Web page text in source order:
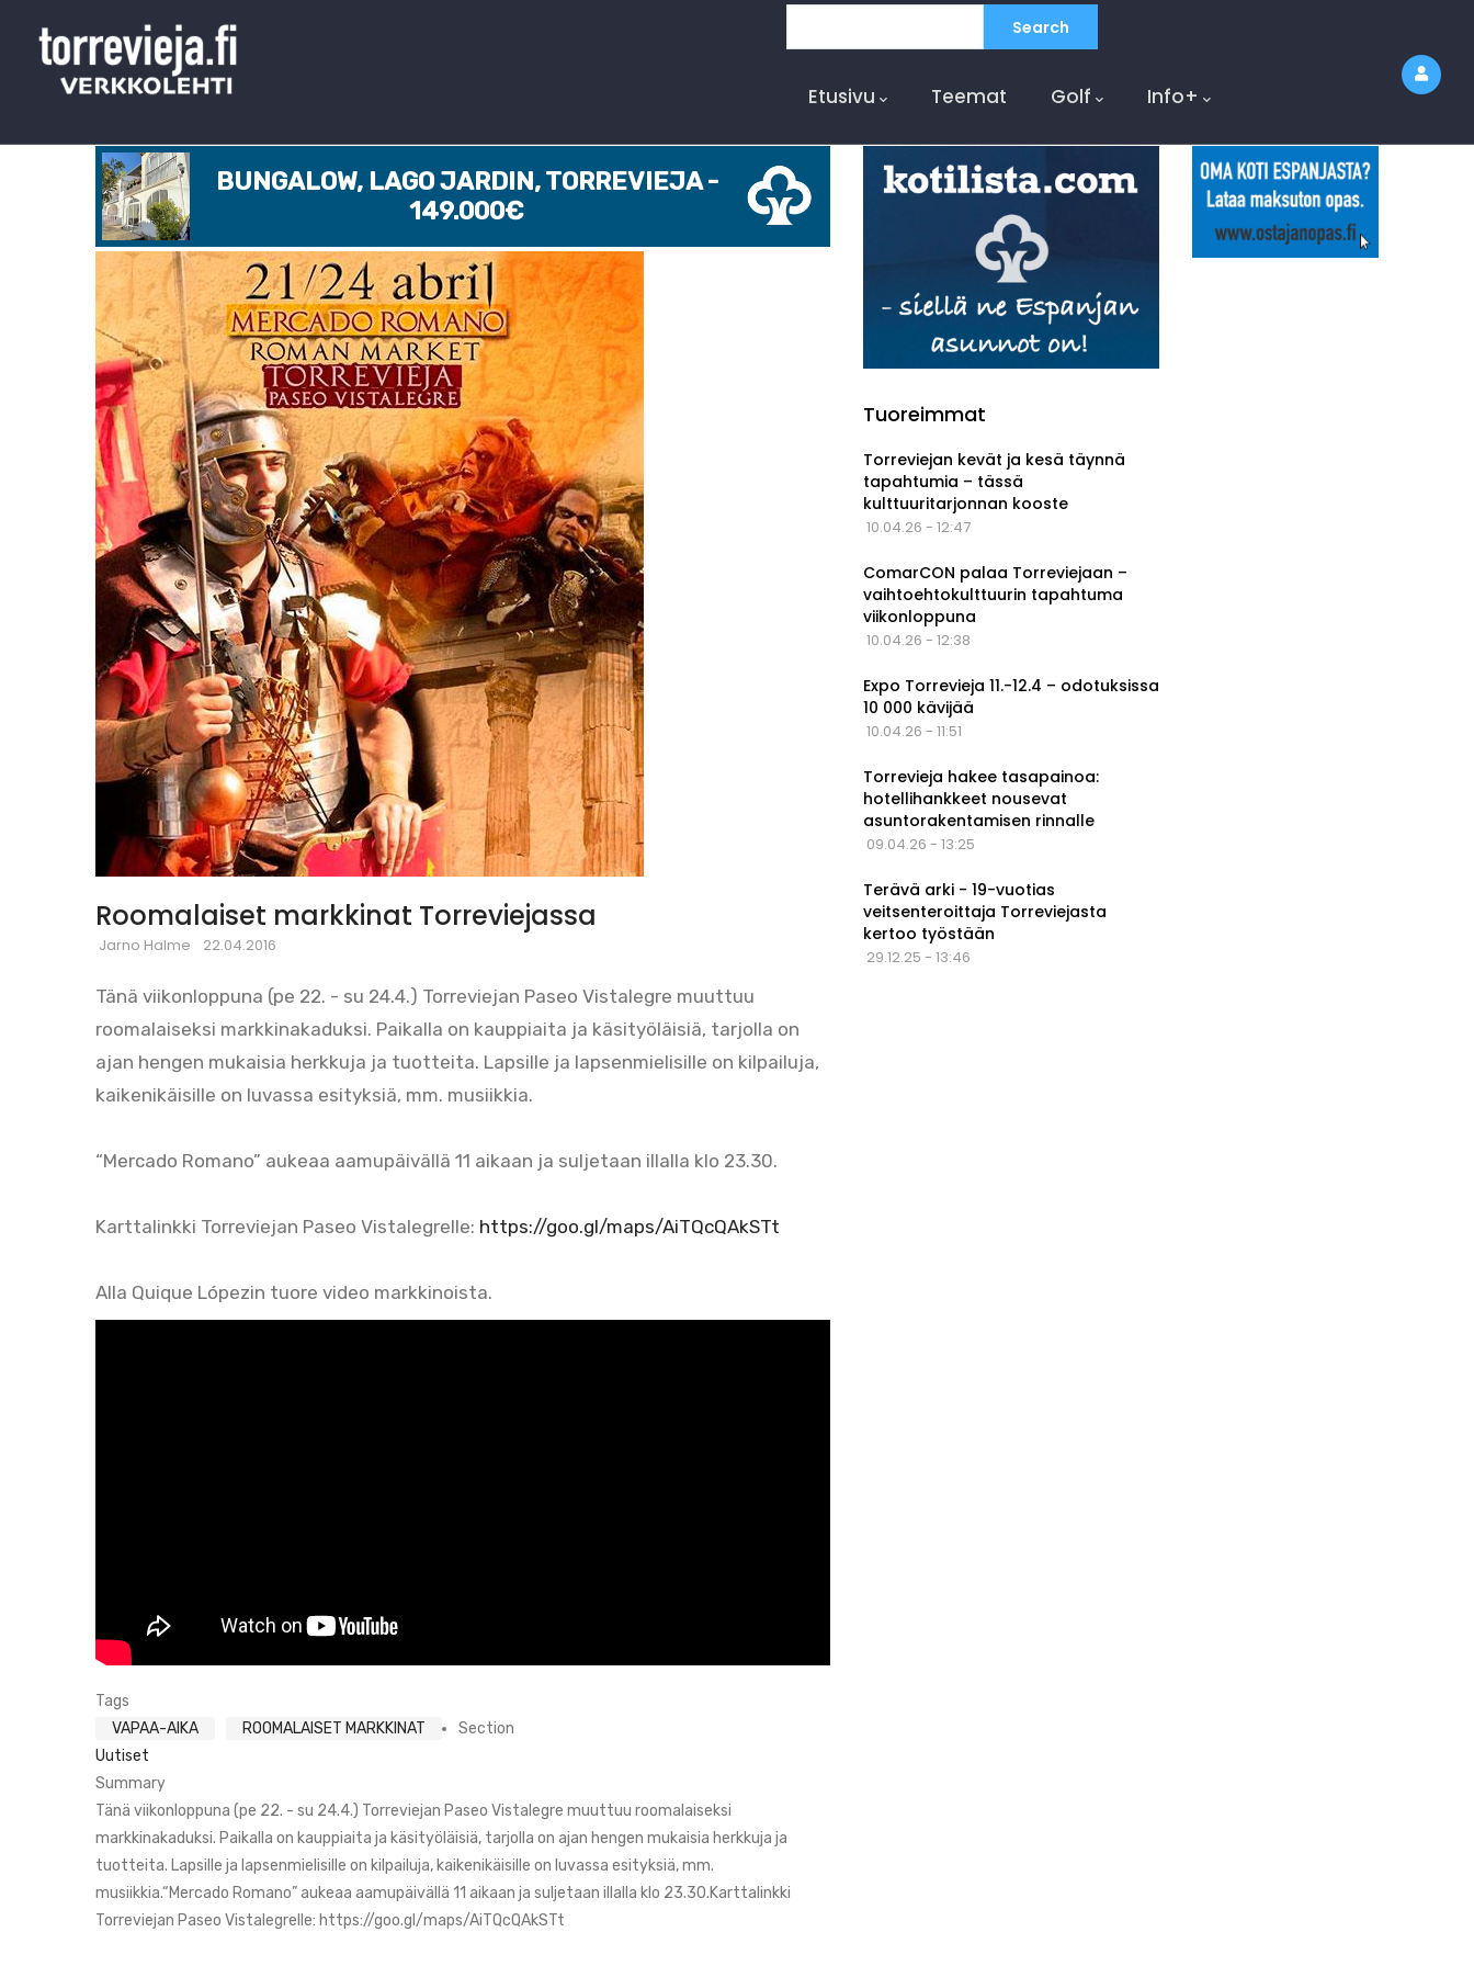
Navigation
Etusivu Teemat Golf Info+
BUNGALOW, LAGO JARDIN, TORREVIEJA -
149.000€
Roomalaiset markkinat Torreviejassa
Jarno Halme 22.04.2016
Tänä viikonloppuna (pe 22. - su 24.4.) Torreviejan Paseo Vistalegre muuttuu
roomalaiseksi markkinakaduksi. Paikalla on kauppiaita ja käsityöläisiä, tarjolla on
ajan hengen mukaisia herkkuja ja tuotteita. Lapsille ja lapsenmielisille on kilpailuja,
kaikenikäisille on luvassa esityksiä, mm. musiikkia.
“Mercado Romano” aukeaa aamupäivällä 11 aikaan ja suljetaan illalla klo 23.30.
Karttalinkki Torreviejan Paseo Vistalegrelle: https://goo.gl/maps/AiTQcQAkSTt
Alla Quique Lópezin tuore video markkinoista.
Tags
VAPAA-AIKA
ROOMALAISET MARKKINAT
Section
Uutiset
Summary
Tänä viikonloppuna (pe 22. - su 24.4.) Torreviejan Paseo Vistalegre muuttuu roomalaiseksi
markkinakaduksi. Paikalla on kauppiaita ja käsityöläisiä, tarjolla on ajan hengen mukaisia herkkuja ja
tuotteita. Lapsille ja lapsenmielisille on kilpailuja, kaikenikäisille on luvassa esityksiä, mm.
musiikkia.“Mercado Romano” aukeaa aamupäivällä 11 aikaan ja suljetaan illalla klo 23.30.Karttalinkki
Torreviejan Paseo Vistalegrelle: https://goo.gl/maps/AiTQcQAkSTt
Tuoreimmat
Torreviejan kevät ja kesä täynnä
tapahtumia – tässä
kulttuuritarjonnan kooste
10.04.26 - 12:47
ComarCON palaa Torreviejaan –
vaihtoehtokulttuurin tapahtuma
viikonloppuna
10.04.26 - 12:38
Expo Torrevieja 11.-12.4 – odotuksissa
10 000 kävijää
10.04.26 - 11:51
Torrevieja hakee tasapainoa:
hotellihankkeet nousevat
asuntorakentamisen rinnalle
09.04.26 - 13:25
Terävä arki - 19-vuotias
veitsenteroittaja Torreviejasta
kertoo työstään
29.12.25 - 13:46